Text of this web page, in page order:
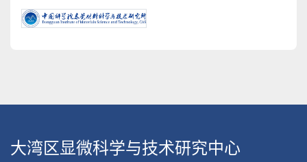
子尺度晶体结构的实时观察。
大湾区显微科学与技术研究中心